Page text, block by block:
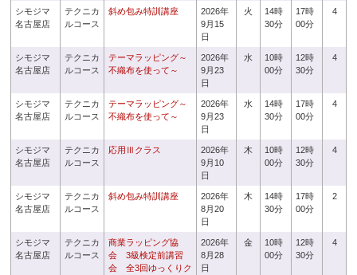
シモジマ
名古屋店
テクニカ
ルコース
斜め包み特訓講座
2026年
9月15
日
火
14時
30分
17時
00分
4
シモジマ
名古屋店
テクニカ
ルコース
テーマラッピング～
不織布を使って～
2026年
9月23
日
水
10時
00分
12時
30分
4
シモジマ
名古屋店
テクニカ
ルコース
テーマラッピング～
不織布を使って～
2026年
9月23
日
水
14時
30分
17時
00分
4
シモジマ
名古屋店
テクニカ
ルコース
応用Ⅲクラス
2026年
9月10
日
木
10時
00分
12時
30分
4
シモジマ
名古屋店
テクニカ
ルコース
斜め包み特訓講座
2026年
8月20
日
木
14時
30分
17時
00分
2
シモジマ
名古屋店
テクニカ
ルコース
商業ラッピング協
会 3級検定前講習
会 全3回ゆっくりク
2026年
8月28
日
金
10時
00分
12時
30分
4